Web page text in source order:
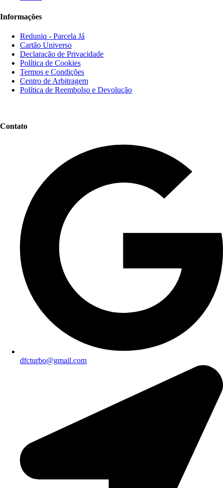
Informações
Reduniq - Parcela Já
Cartão Universo
Declaração de Privacidade
Política de Cookies
Termos e Condições
Centro de Arbitragem
Política de Reembolso e Devolução
Contato
dfcturbo@gmail.com